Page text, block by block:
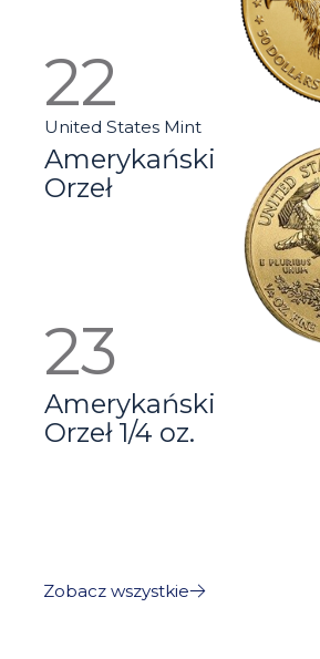
Zobacz wszystkie
United States Mint
Amerykański
Orzeł
Amerykański
Orzeł 1/4 oz.